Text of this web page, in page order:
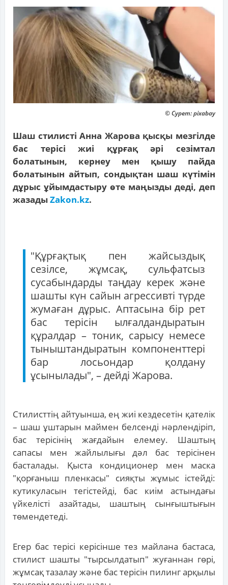
© Сурет: pixabay
Шаш стилистi Анна Жарова қысқы мезгілде
бас терісі жиі құрғақ әрі сезімтал
болатынын, кернеу мен қышу пайда
болатынын айтып, сондықтан шаш күтімін
дұрыс ұйымдастыру өте маңызды деді, деп
жазадыZakon.kz.
"Құрғақтық пен жайсыздық
сезілсе, жұмсақ, сульфатсыз
сусабындарды таңдау керек және
шашты күн сайын агрессивті түрде
жумаған дұрыс. Аптасына бір рет
бас терісін ылғалдандыратын
құралдар – тоник, сарысу немесе
тыныштандыратын компоненттері
бар лосьондар қолдану
ұсынылады", – дейді Жарова.
Стилисттің айтуынша, ең жиі кездесетін қателік
– шаш ұштарын маймен белсенді нәрлендіріп,
бас терісінің жағдайын елемеу. Шаштың
сапасы мен жайлылығы дәл бас терісінен
басталады. Қыста кондиционер мен маска
"қорғаныш пленкасы" сияқты жұмыс істейді:
кутикуласын тегістейді, бас киім астындағы
үйкелісті азайтады, шаштың сынғыштығын
төмендетеді.
Егер бас терісі керісінше тез майлана бастаса,
стилист шашты "тырсылдатып" жуғаннан гөрі,
жұмсақ тазалау және бас терісін пилинг арқылы